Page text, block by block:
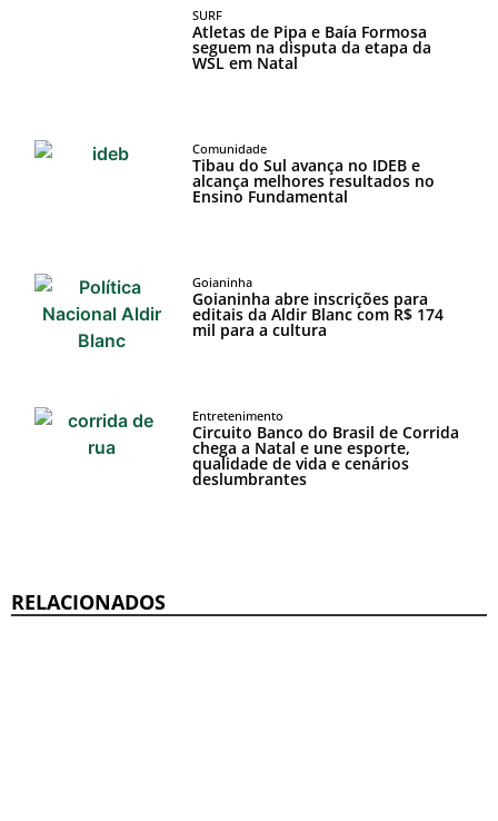
SURF
Atletas de Pipa e Baía Formosa
seguem na disputa da etapa da
WSL em Natal
Comunidade
Tibau do Sul avança no IDEB e
alcança melhores resultados no
Ensino Fundamental
Goianinha
Goianinha abre inscrições para
editais da Aldir Blanc com R$ 174
mil para a cultura
Entretenimento
Circuito Banco do Brasil de Corrida
chega a Natal e une esporte,
qualidade de vida e cenários
deslumbrantes
RELACIONADOS